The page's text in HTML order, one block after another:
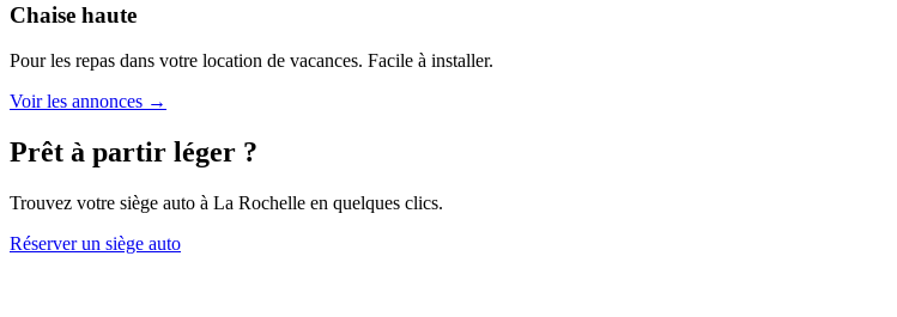
Chaise haute
Pour les repas dans votre location de vacances. Facile à installer.
Voir les annonces →
Prêt à partir léger ?
Trouvez votre siège auto à La Rochelle en quelques clics.
Réserver un siège auto